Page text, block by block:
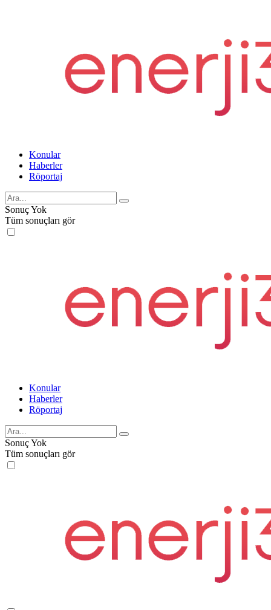
Konular
Haberler
Röportaj
Sonuç Yok
Tüm sonuçları gör
Konular
Haberler
Röportaj
Sonuç Yok
Tüm sonuçları gör